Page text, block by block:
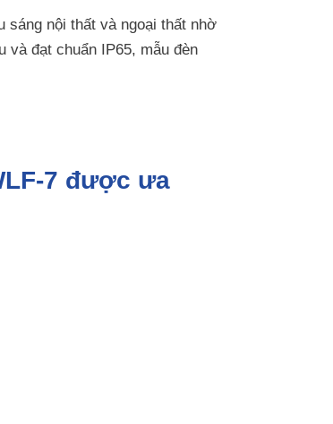
sáng nội thất và ngoại thất nhờ
và đạt chuẩn IP65, mẫu đèn
7 được ưa